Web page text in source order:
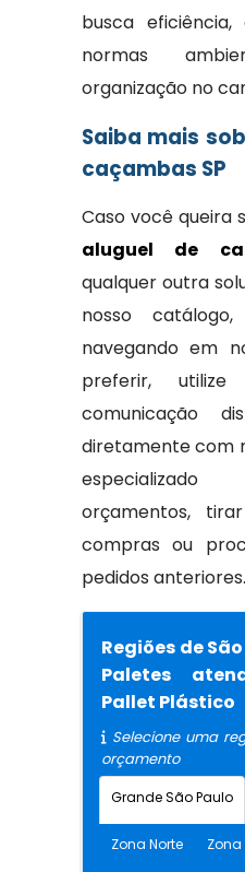
busca
normas
organização no
Saiba mais
caçambas SP
Caso você queira
aluguel de
qualquer outra
nosso
navegando em
preferir,
comunicação
diretamente com
orçamentos,
compras ou
pedidos anteriores.
Regiões de
Paletes
Pallet Plástico
Selecione uma
orçamento
Grande São Paulo
Zona Norte Zona